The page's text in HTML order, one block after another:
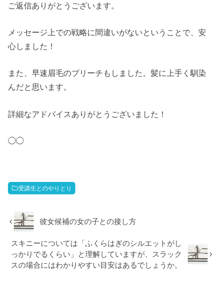
ご返信ありがとうございます。
メッセージ上での戦略に間違いがないということで、安
心しました！
また、早速眉毛のブリーチもしました。髪に上手く馴染
んだと思います。
詳細なアドバイスありがとうございました！
◯◯
受講生とのやりとり
彼女候補の女の子との接し方
スキニーについては「ふくらはぎのシルエットがし
っかりでるくらい」と理解していますが、スラック
スの場合にはわかりやすい目安はあるでしょうか。